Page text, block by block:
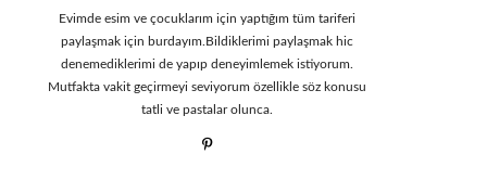
Evimde esim ve çocuklarım için yaptığım tüm tariferi
paylaşmak için burdayım.Bildiklerimi paylaşmak hic
denemediklerimi de yapıp deneyimlemek istiyorum.
Mutfakta vakit geçirmeyi seviyorum özellikle söz konusu
tatli ve pastalar olunca.